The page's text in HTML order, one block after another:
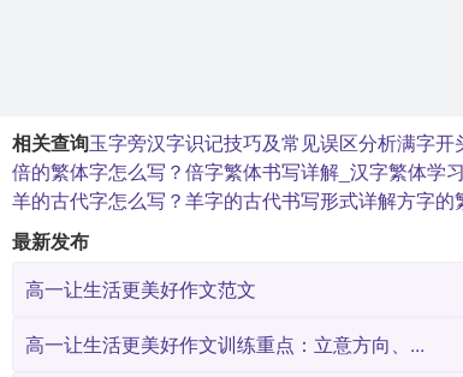
相关查询玉字旁汉字识记技巧及常见误区分析满字开
倍的繁体字怎么写？倍字繁体书写详解_汉字繁体学习
羊的古代字怎么写？羊字的古代书写形式详解方字的
最新发布
高一让生活更美好作文范文
高一让生活更美好作文训练重点：立意方向、...